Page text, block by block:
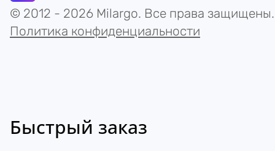
© 2012 - 2026 Milargo. Все права защищены.
Политика конфиденциальности
Быстрый заказ